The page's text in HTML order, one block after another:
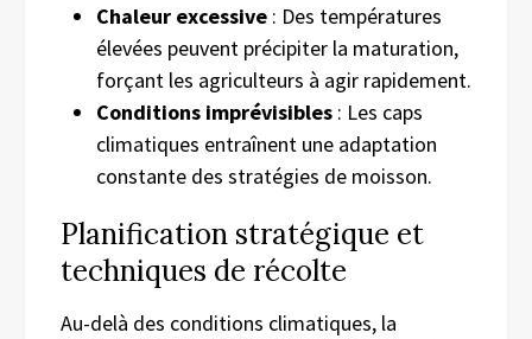
Chaleur excessive : Des températures
élevées peuvent précipiter la maturation,
forçant les agriculteurs à agir rapidement.
Conditions imprévisibles : Les caps
climatiques entraînent une adaptation
constante des stratégies de moisson.
Planification stratégique et
techniques de récolte
Au-delà des conditions climatiques, la